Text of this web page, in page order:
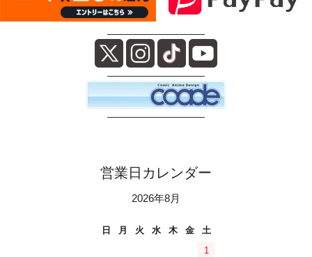
――――――――――
――――――――――
――――――――――
営業日カレンダー
2026年8月
日 月 火 水 木 金
土
1